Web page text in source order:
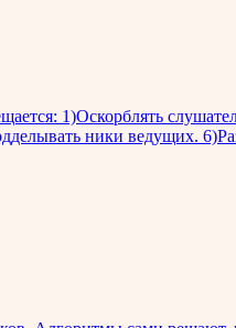
1)Оскорблять
ники ведущих.